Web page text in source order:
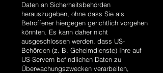
Daten an Sicherheitsbehörden
herauszugeben, ohne dass Sie als
Betroffener hiergegen gerichtlich vorgehen
könnten. Es kann daher nicht
ausgeschlossen werden, dass US-
Behörden (z. B. Geheimdienste) Ihre auf
US-Servern befindlichen Daten zu
Überwachungszwecken verarbeiten,